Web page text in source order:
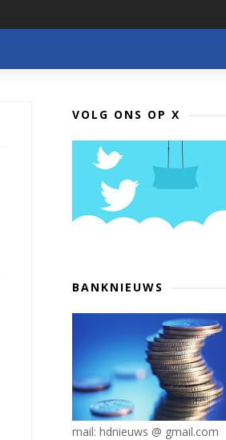
VOLG ONS OP X
BANKNIEUWS
mail: hdnieuws @ gmail.com